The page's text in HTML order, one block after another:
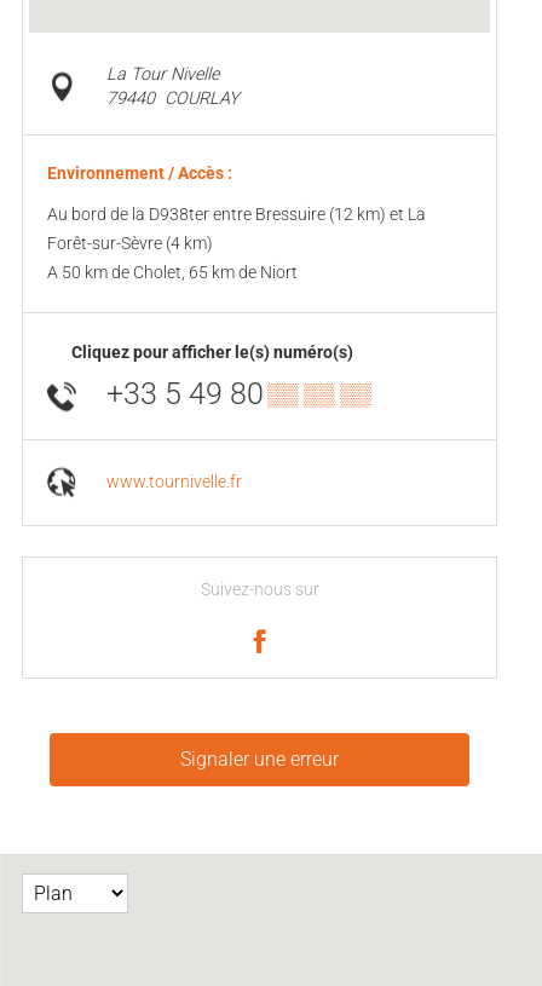
La Tour Nivelle
79440 COURLAY
Environnement / Accès :
Au bord de la D938ter entre Bressuire (12 km) et La
Forêt-sur-Sèvre (4 km)
A 50 km de Cholet, 65 km de Niort
Cliquez pour afficher le(s) numéro(s)
+33 5 49 80▒▒ ▒▒ ▒▒
www.tournivelle.fr
Suivez-nous sur
Signaler une erreur